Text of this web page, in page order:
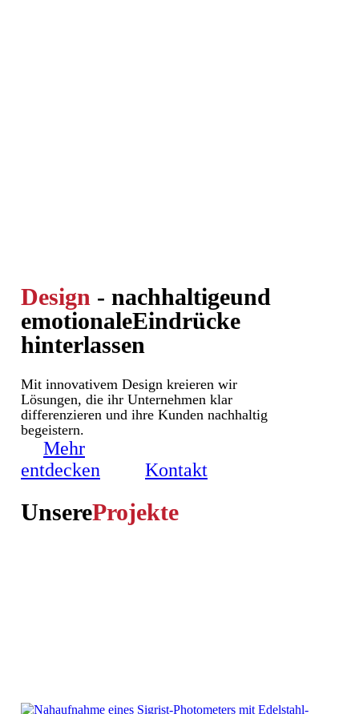
Design - nachhaltigeund
emotionaleEindrücke
hinterlassen
Mit innovativem Design kreieren wir
Lösungen, die ihr Unternehmen klar
differenzieren und ihre Kunden nachhaltig
begeistern.
Mehr
entdecken
Kontakt
UnsereProjekte